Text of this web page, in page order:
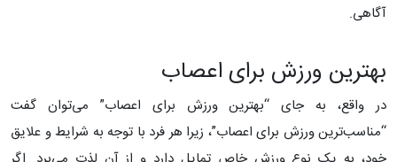
آگاهی.
بهترین ورزش برای اعصاب
در واقع، به جای “بهترین ورزش برای اعصاب” می‌توان گفت
“مناسب‌ترین ورزش برای اعصاب”، زیرا هر فرد با توجه به شرایط و علایق